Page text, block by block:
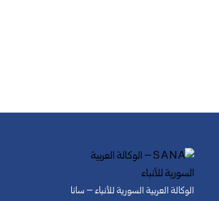
الوكالة العربية السورية للأنباء – سانا